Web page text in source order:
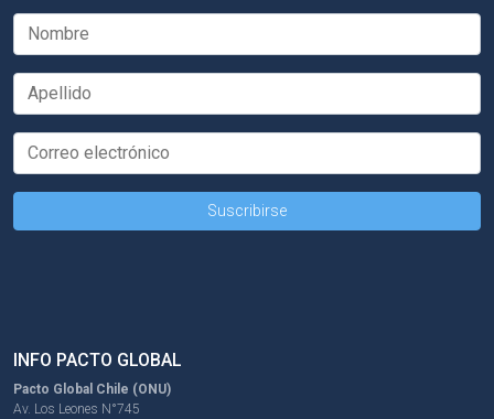
INFO PACTO GLOBAL
Pacto Global Chile (ONU)
Av. Los Leones N°745